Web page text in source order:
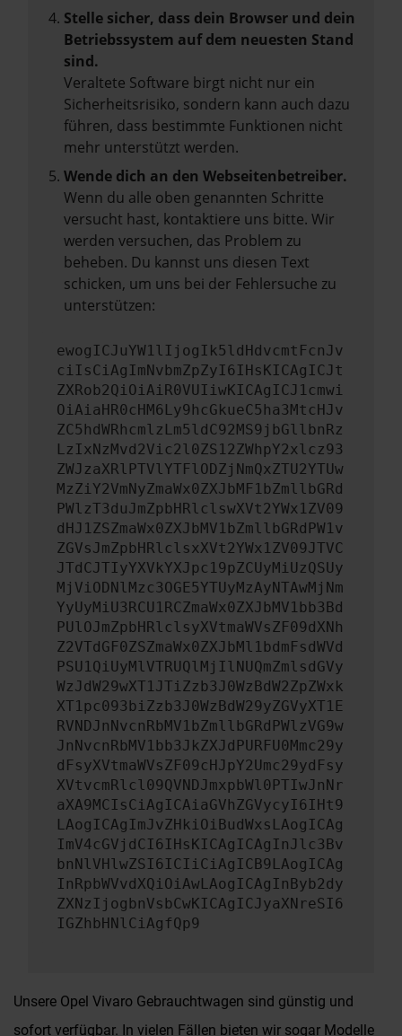
Stelle sicher, dass dein Browser und dein
Betriebssystem auf dem neuesten Stand
sind.
Veraltete Software birgt nicht nur ein
Sicherheitsrisiko, sondern kann auch dazu
führen, dass bestimmte Funktionen nicht
mehr unterstützt werden.
Wende dich an den Webseitenbetreiber.
Wenn du alle oben genannten Schritte
versucht hast, kontaktiere uns bitte. Wir
werden versuchen, das Problem zu
beheben. Du kannst uns diesen Text
schicken, um uns bei der Fehlersuche zu
unterstützen:
ewogICJuYW1lIjogIk5ldHdvcmtFcnJv
ciIsCiAgImNvbmZpZyI6IHsKICAgICJt
ZXRob2QiOiAiR0VUIiwKICAgICJ1cmwi
OiAiaHR0cHM6Ly9hcGkueC5ha3MtcHJv
ZC5hdWRhcmlzLm5ldC92MS9jbGllbnRz
LzIxNzMvd2Vic2l0ZS12ZWhpY2xlcz93
ZWJzaXRlPTVlYTFlODZjNmQxZTU2YTUw
MzZiY2VmNyZmaWx0ZXJbMF1bZmllbGRd
PWlzT3duJmZpbHRlclswXVt2YWx1ZV09
dHJ1ZSZmaWx0ZXJbMV1bZmllbGRdPW1v
ZGVsJmZpbHRlclsxXVt2YWx1ZV09JTVC
JTdCJTIyYXVkYXJpc19pZCUyMiUzQSUy
MjViODNlMzc3OGE5YTUyMzAyNTAwMjNm
YyUyMiU3RCU1RCZmaWx0ZXJbMV1bb3Bd
PUlOJmZpbHRlclsyXVtmaWVsZF09dXNh
Z2VTdGF0ZSZmaWx0ZXJbMl1bdmFsdWVd
PSU1QiUyMlVTRUQlMjIlNUQmZmlsdGVy
WzJdW29wXT1JTiZzb3J0WzBdW2ZpZWxk
XT1pc093biZzb3J0WzBdW29yZGVyXT1E
RVNDJnNvcnRbMV1bZmllbGRdPWlzVG9w
JnNvcnRbMV1bb3JkZXJdPURFU0Mmc29y
dFsyXVtmaWVsZF09cHJpY2Umc29ydFsy
XVtvcmRlcl09QVNDJmxpbWl0PTIwJnNr
aXA9MCIsCiAgICAiaGVhZGVycyI6IHt9
LAogICAgImJvZHkiOiBudWxsLAogICAg
ImV4cGVjdCI6IHsKICAgICAgInJlc3Bv
bnNlVHlwZSI6ICIiCiAgICB9LAogICAg
InRpbWVvdXQiOiAwLAogICAgInByb2dy
ZXNzIjogbnVsbCwKICAgICJyaXNreSI6
IGZhbHNlCiAgfQp9
Unsere Opel Vivaro Gebrauchtwagen sind günstig und
sofort verfügbar. In vielen Fällen bieten wir sogar Modelle